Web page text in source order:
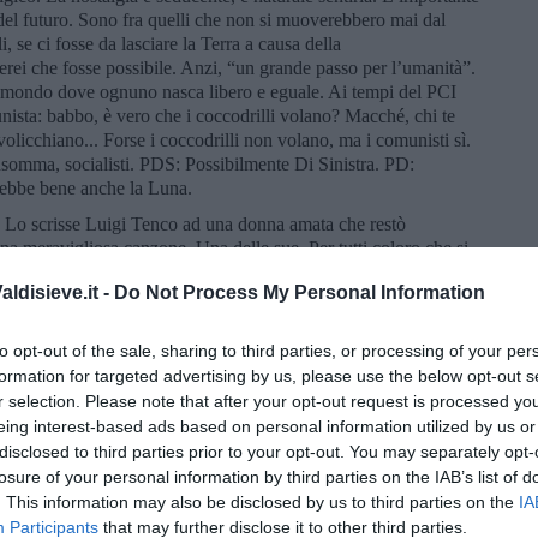
- Do Not Process My Personal Information
opt-out of the sale, sharing to third parties, or processing of your
for targeted advertising by us, please use the below opt-out
selection. Please note that after your opt-out request is processed
interest-based ads based on personal information utilized by us
to third parties prior to your opt-out. You may separately
of your personal information by third parties on the IAB’s list of
This information may also be disclosed by us to third parties on the
Participants that may further disclose it to other third parties.
futuro. Sono fra quelli che non si muoverebbero mai dal
se ci fosse da lasciare la Terra a causa della
che fosse possibile. Anzi, “un grande passo per l’umanità”.
dove ognuno nasca libero e eguale. Ai tempi del PCI
babbo, è vero che i coccodrilli volano? Macché, chi te
Forse i coccodrilli non volano, ma i comunisti sì.
socialisti. PDS: Possibilmente Di Sinistra. PD:
bene anche la Luna.
Lo scrisse Luigi Tenco ad una donna amata che restò
meravigliosa canzone. Una delle sue. Per tutti coloro che si
accettare”
. L’ho sentito dire in tivvù da un regista in un
o meno così. L’ho riportata a memoria e la metto in rete
Un regalo riciclato, ma meno facile e scontato di quanto si
per me. Buona domenica e buona fortuna.